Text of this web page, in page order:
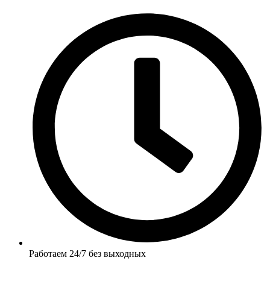
Работаем 24/7 без выходных